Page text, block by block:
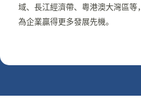
域、長江經濟帶、粵港澳大灣區等，
為企業贏得更多發展先機。